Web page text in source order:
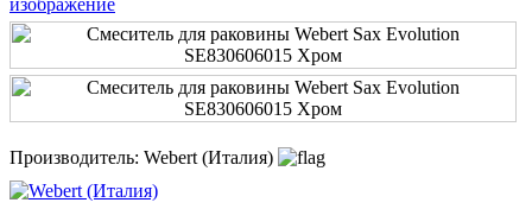
Производитель: Webert (Италия)